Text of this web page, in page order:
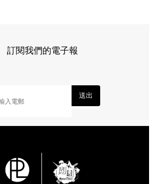
訂閱我們的電子報
送出